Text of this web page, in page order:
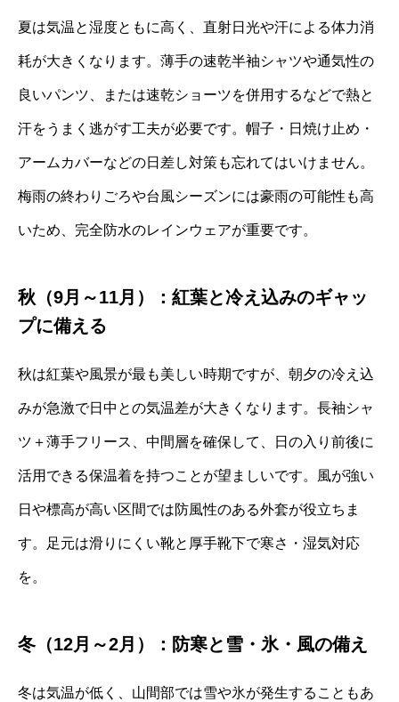
夏は気温と湿度ともに高く、直射日光や汗による体力消
耗が大きくなります。薄手の速乾半袖シャツや通気性の
良いパンツ、または速乾ショーツを併用するなどで熱と
汗をうまく逃がす工夫が必要です。帽子・日焼け止め・
アームカバーなどの日差し対策も忘れてはいけません。
梅雨の終わりごろや台風シーズンには豪雨の可能性も高
いため、完全防水のレインウェアが重要です。
秋（9月～11月）：紅葉と冷え込みのギャッ
プに備える
秋は紅葉や風景が最も美しい時期ですが、朝夕の冷え込
みが急激で日中との気温差が大きくなります。長袖シャ
ツ＋薄手フリース、中間層を確保して、日の入り前後に
活用できる保温着を持つことが望ましいです。風が強い
日や標高が高い区間では防風性のある外套が役立ちま
す。足元は滑りにくい靴と厚手靴下で寒さ・湿気対応
を。
冬（12月～2月）：防寒と雪・氷・風の備え
冬は気温が低く、山間部では雪や氷が発生することもあ